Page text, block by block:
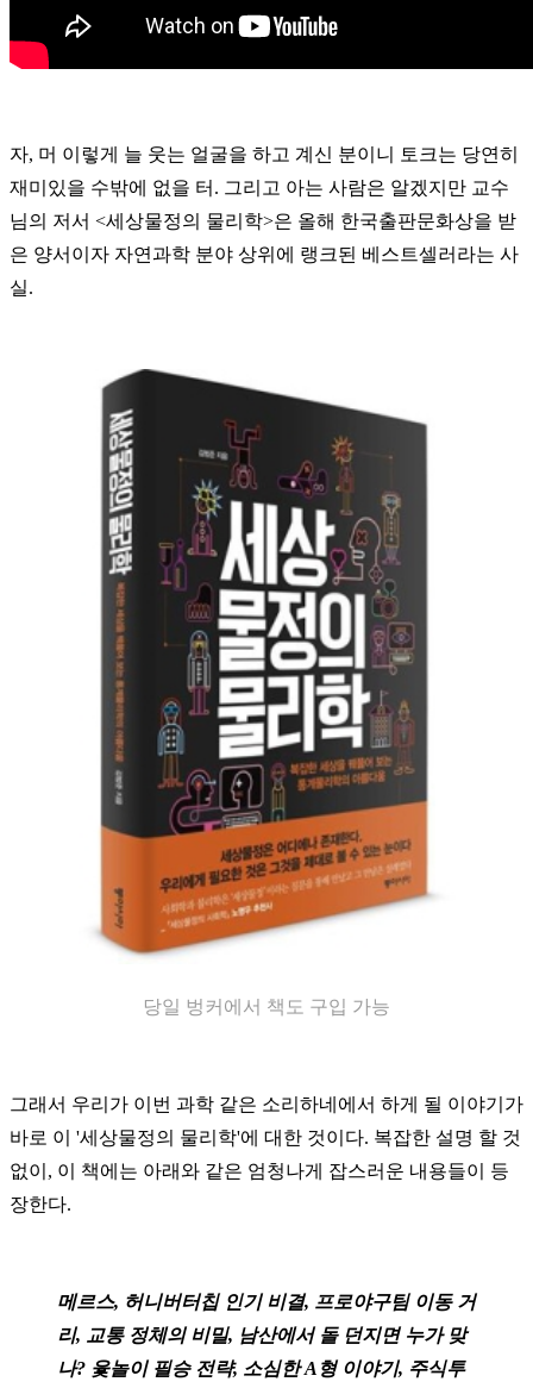
자, 머 이렇게 늘 웃는 얼굴을 하고 계신 분이니 토크는 당연히
재미있을 수밖에 없을 터. 그리고 아는 사람은 알겠지만 교수
님의 저서 <세상물정의 물리학>은 올해 한국출판문화상을 받
은 양서이자 자연과학 분야 상위에 랭크된 베스트셀러라는 사
실.
당일 벙커에서 책도 구입 가능
그래서 우리가 이번 과학 같은 소리하네에서 하게 될 이야기가
바로 이 '세상물정의 물리학'에 대한 것이다. 복잡한 설명 할 것
없이, 이 책에는 아래와 같은 엄청나게 잡스러운 내용들이 등
장한다.
메르스, 허니버터칩 인기 비결, 프로야구팀 이동 거
리, 교통 정체의 비밀, 남산에서 돌 던지면 누가 맞
나? 윷놀이 필승 전략, 소심한 A형 이야기, 주식투